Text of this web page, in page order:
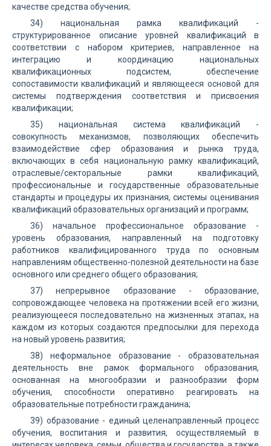
качестве средства обучения;
34) национальная рамка квалификаций -
структурированное описание уровней квалификаций в
соответствии с набором критериев, направленное на
интеграцию и координацию национальных
квалификационных подсистем, обеспечение
сопоставимости квалификаций и являющееся основой для
системы подтверждения соответствия и присвоения
квалификации;
35) национальная система квалификаций -
совокупность механизмов, позволяющих обеспечить
взаимодействие сфер образования и рынка труда,
включающих в себя национальную рамку квалификаций,
отраслевые/секторальные рамки квалификаций,
профессиональные и государственные образовательные
стандарты и процедуры их признания, системы оценивания
квалификаций образовательных организаций и программ;
36) начальное профессиональное образование -
уровень образования, направленный на подготовку
работников квалифицированного труда по основным
направлениям общественно-полезной деятельности на базе
основного или среднего общего образования;
37) непрерывное образование - образование,
сопровождающее человека на протяжении всей его жизни,
реализующееся последовательно на жизненных этапах, на
каждом из которых создаются предпосылки для перехода
на новый уровень развития;
38) неформальное образование - образовательная
деятельность вне рамок формального образования,
основанная на многообразии и разнообразии форм
обучения, способности оперативно реагировать на
образовательные потребности гражданина;
39) образование - единый целенаправленный процесс
обучения, воспитания и развития, осуществляемый в